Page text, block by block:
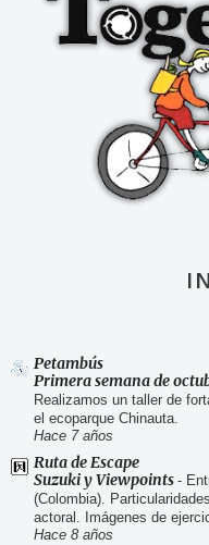
Petambús
Primera semana de
Realizamos un taller de
el ecoparque Chinauta.
Hace 7 años
Ruta de Escape
Suzuki y Viewpoints -
(Colombia).
actoral. Imágenes de
Hace 8 años